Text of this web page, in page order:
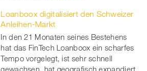
Loanboox digitalisiert den Schweizer
Anleihen-Markt
In den 21 Monaten seines Bestehens
hat das FinTech Loanboox ein scharfes
Tempo vorgelegt, ist sehr schnell
gewachsen, hat geografisch expandiert